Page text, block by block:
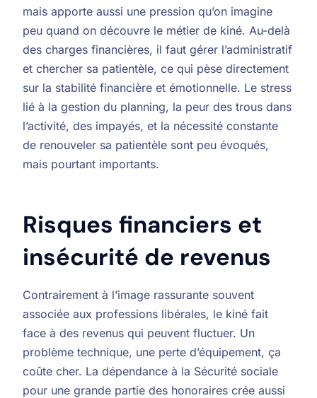
mais apporte aussi une pression qu’on imagine
peu quand on découvre le métier de kiné. Au-delà
des charges financières, il faut gérer l’administratif
et chercher sa patientèle, ce qui pèse directement
sur la stabilité financière et émotionnelle. Le stress
lié à la gestion du planning, la peur des trous dans
l’activité, des impayés, et la nécessité constante
de renouveler sa patientèle sont peu évoqués,
mais pourtant importants.
Risques financiers et
insécurité de revenus
Contrairement à l’image rassurante souvent
associée aux professions libérales, le kiné fait
face à des revenus qui peuvent fluctuer. Un
problème technique, une perte d’équipement, ça
coûte cher. La dépendance à la Sécurité sociale
pour une grande partie des honoraires crée aussi